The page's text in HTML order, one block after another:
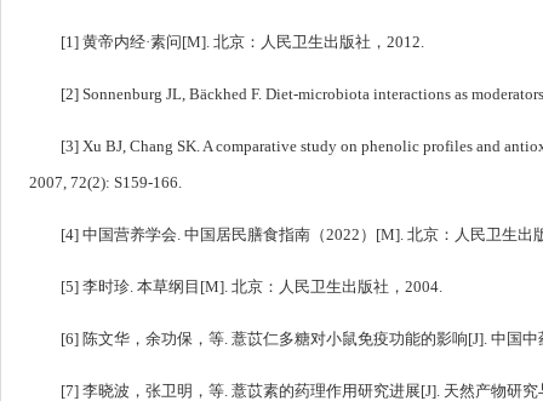
[1] 黄帝内经·素问[M]. 北京：人民卫生出版社，2012.
[2] Sonnenburg JL, Bäckhed F. Diet-microbiota interactions as
[3] Xu BJ, Chang SK. A comparative study on phenolic profiles and
2007, 72(2): S159-166.
[4] 中国营养学会. 中国居民膳食指南（2022）[M]. 北京：人民卫生出
[5] 李时珍. 本草纲目[M]. 北京：人民卫生出版社，2004.
[6] 陈文华，余功保，等. 薏苡仁多糖对小鼠免疫功能的影响[J]. 中国
[7] 李晓波，张卫明，等. 薏苡素的药理作用研究进展[J]. 天然产物研